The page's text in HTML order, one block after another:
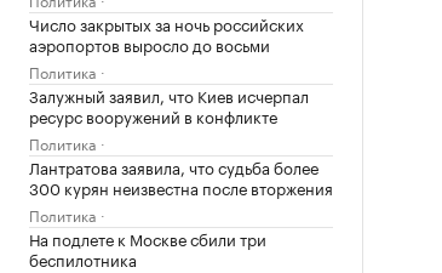
Число закрытых за ночь российских
аэропортов выросло до восьми
Политика
Залужный заявил, что Киев исчерпал
ресурс вооружений в конфликте
Политика
Лантратова заявила, что судьба более
300 курян неизвестна после вторжения
Политика
На подлете к Москве сбили три
беспилотника